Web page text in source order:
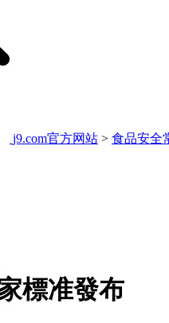
j9.com官方网站 > 食品安全
標准發布